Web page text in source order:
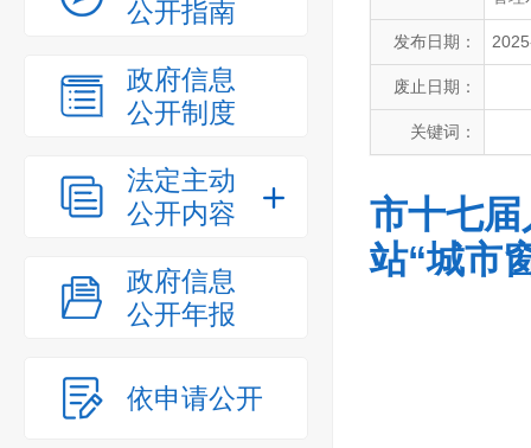
公开指南
政府信息
公开制度
法定主动
公开内容
政府信息
公开年报
依申请公开
发布日期：
废止日期：
关键词：
市十七
站“城市